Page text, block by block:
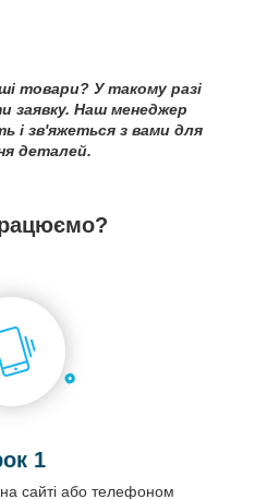
товари? У такому разі
заявку. Наш менеджер
і зв'яжеться з вами для
деталей.
1
сайті або телефоном